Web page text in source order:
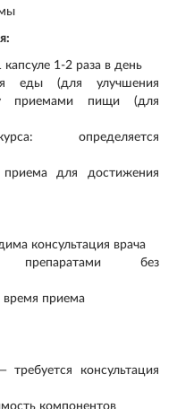
1-2 раза в день
еды (для улучшения
приемами пищи (для
определяется
для достижения
консультация врача
препаратами без
приема
консультация
компонентов